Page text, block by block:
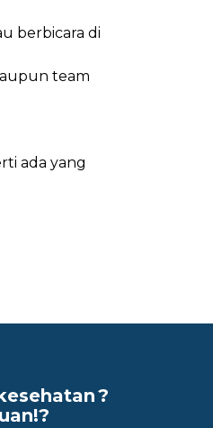
berbicara di
team
ada yang
?